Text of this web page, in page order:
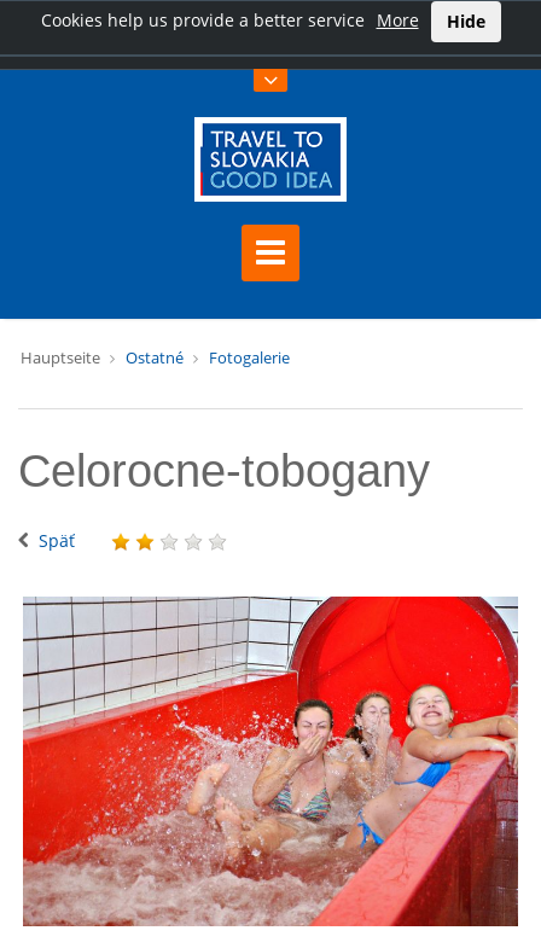
Cookies help us provide a better service More Hide
Hauptseite Ostatné Fotogalerie
Celorocne-tobogany
Späť